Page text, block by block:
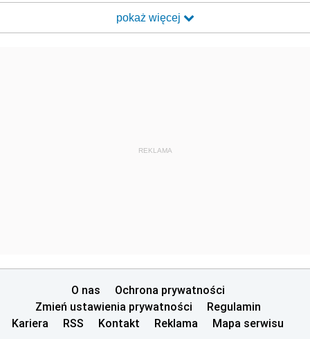
pokaż więcej
REKLAMA
O nas
Ochrona prywatności
Zmień ustawienia prywatności
Regulamin
Kariera
RSS Kontakt Reklama Mapa serwisu